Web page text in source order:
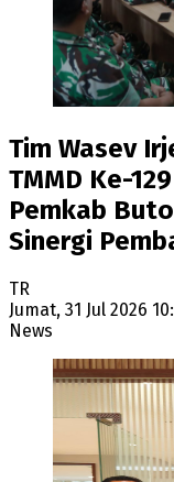
Tim Wasev
TMMD Ke-
Pemkab
Sinergi
TR
Jumat, 31 Jul 2026
News